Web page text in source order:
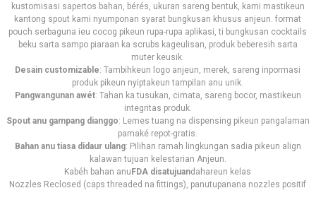
kustomisasi sapertos bahan, bérés, ukuran sareng bentuk, kami mastikeun
kantong spout kami nyumponan syarat bungkusan khusus anjeun. format
pouch serbaguna ieu cocog pikeun rupa-rupa aplikasi, ti bungkusan cocktails
beku sarta sampo piaraan ka scrubs kageulisan, produk beberesih sarta
muter keusik.
Desain customizable: Tambihkeun logo anjeun, merek, sareng inpormasi
produk pikeun nyiptakeun tampilan anu unik.
Pangwangunan awét: Tahan ka tusukan, cimata, sareng bocor, mastikeun
integritas produk.
Spout anu gampang dianggo: Lemes tuang na dispensing pikeun pangalaman
pamaké repot-gratis.
Bahan anu tiasa didaur ulang: Pilihan ramah lingkungan sadia pikeun align
kalawan tujuan kelestarian Anjeun.
Kabéh bahan anuFDA disatujuandahareun kelas
Nozzles Reclosed (caps threaded na fittings), panutupanana nozzles positif